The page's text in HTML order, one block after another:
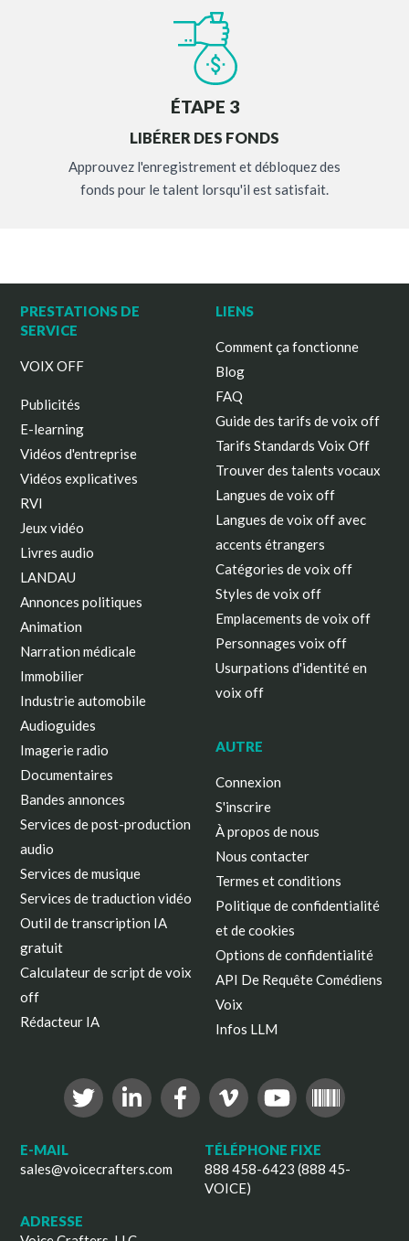
ÉTAPE 3
LIBÉRER DES FONDS
Approuvez l'enregistrement et débloquez des
fonds pour le talent lorsqu'il est satisfait.
PRESTATIONS DE
SERVICE
VOIX OFF
Publicités
E-learning
Vidéos d'entreprise
Vidéos explicatives
RVI
Jeux vidéo
Livres audio
LANDAU
Annonces politiques
Animation
Narration médicale
Immobilier
Industrie automobile
Audioguides
Imagerie radio
Documentaires
Bandes annonces
Services de post-production
audio
Services de musique
Services de traduction vidéo
Outil de transcription IA
gratuit
Calculateur de script de voix
off
Rédacteur IA
LIENS
Comment ça fonctionne
Blog
FAQ
Guide des tarifs de voix off
Tarifs Standards Voix Off
Trouver des talents vocaux
Langues de voix off
Langues de voix off avec
accents étrangers
Catégories de voix off
Styles de voix off
Emplacements de voix off
Personnages voix off
Usurpations d'identité en
voix off
AUTRE
Connexion
S'inscrire
À propos de nous
Nous contacter
Termes et conditions
Politique de confidentialité
et de cookies
Options de confidentialité
API De Requête Comédiens
Voix
Infos LLM
E-MAIL
sales@voicecrafters.com
TÉLÉPHONE FIXE
888 458-6423 (888 45-
VOICE)
ADRESSE